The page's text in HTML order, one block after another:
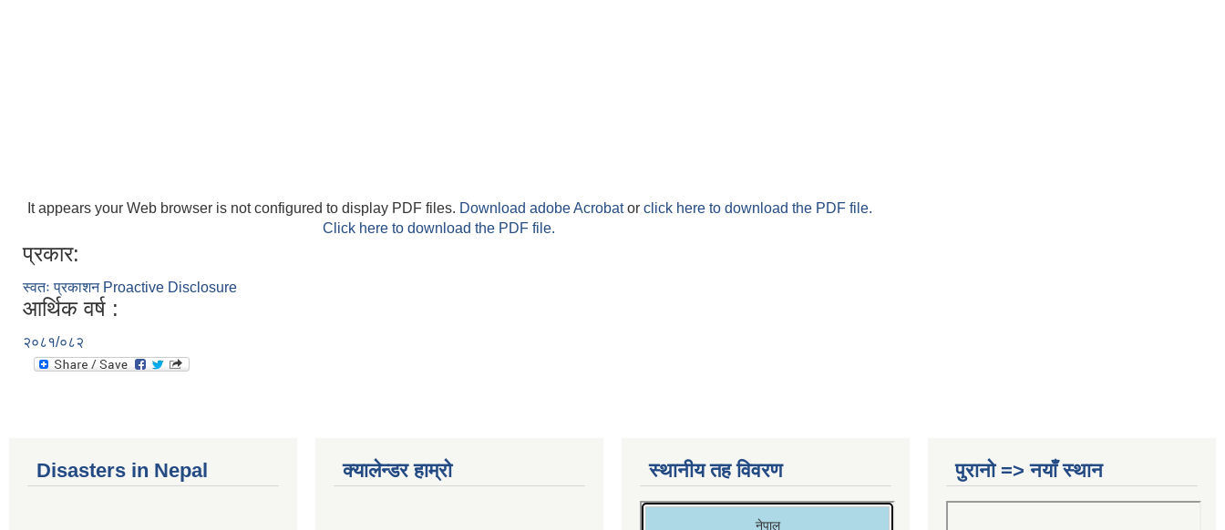
It appears your Web browser is not configured to display PDF files. Download adobe Acrobator click here to download the PDF file.
Click here to download the PDF file.
प्रकार:
स्वतः प्रकाशन Proactive Disclosure
आर्थिक वर्ष :
२०८१/०८२
Disasters in Nepal क्यालेन्डर हाम्रो स्थानीय तह विवरण पुरानो => नयाँ स्थान